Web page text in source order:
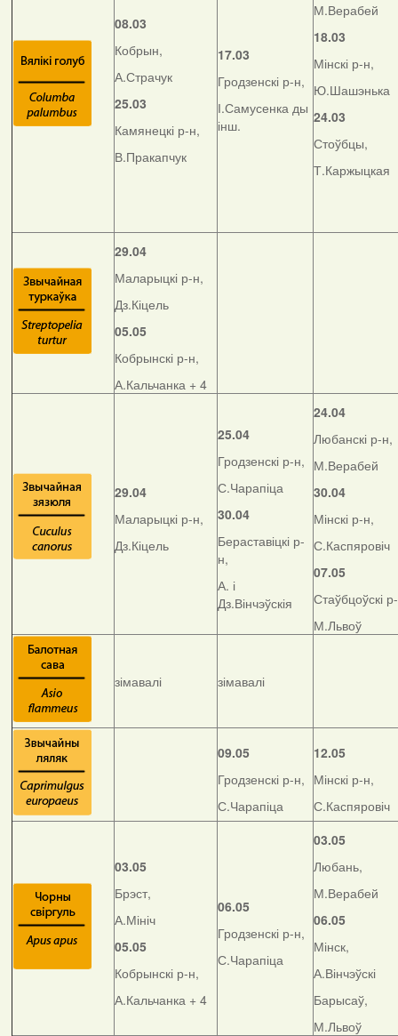
08.03
Кобрын,
А.Страчук
25.03
Камянецкі р-н,
В.Пракапчук
17.03
Гродзенскі р-н,
І.Самусенка ды
інш.
М.Верабей
18.03
Мінскі р-н,
Ю.Шашэнька
24.03
Стоўбцы,
Т.Каржыцкая
29.04
Маларыцкі р-н,
Дз.Кіцель
05.05
Кобрынскі р-н,
А.Кальчанка + 4
29.04
Маларыцкі р-н,
Дз.Кіцель
25.04
Гродзенскі р-н,
С.Чарапіца
30.04
Бераставіцкі р-
н,
А. і
Дз.Вінчэўскія
24.04
Любанскі р-н,
М.Верабей
30.04
Мінскі р-н,
С.Каспяровіч
07.05
Стаўбцоўскі
М.Львоў
зімавалі зімавалі
09.05
Гродзенскі р-н,
С.Чарапіца
12.05
Мінскі р-н,
С.Каспяровіч
03.05
Брэст,
А.Мініч
05.05
Кобрынскі р-н,
А.Кальчанка + 4
06.05
Гродзенскі р-н,
С.Чарапіца
03.05
Любань,
М.Верабей
06.05
Мінск,
А.Вінчэўскі
Барысаў,
М.Львоў